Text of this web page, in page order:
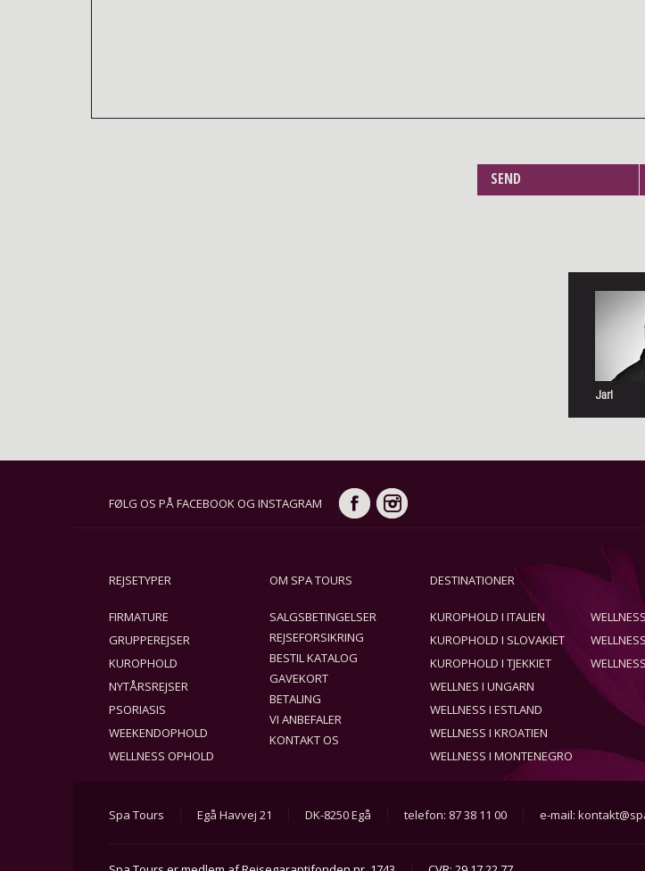
FØLG OS PÅ FACEBOOK OG INSTAGRAM
REJSETYPER
FIRMATURE
GRUPPEREJSER
KUROPHOLD
NYTÅRSREJSER
PSORIASIS
WEEKENDOPHOLD
WELLNESS OPHOLD
OM SPA TOURS
SALGSBETINGELSER
REJSEFORSIKRING
BESTIL KATALOG
GAVEKORT
BETALING
VI ANBEFALER
KONTAKT OS
DESTINATIONER
KUROPHOLD I ITALIEN
KUROPHOLD I SLOVAKIET
KUROPHOLD I TJEKKIET
WELLNES I UNGARN
WELLNESS I ESTLAND
WELLNESS I KROATIEN
WELLNESS I MONTENEGRO
Spa Tours Egå Havvej 21 DK-8250 Egå telefon: 87 38 11 00 e-mail: